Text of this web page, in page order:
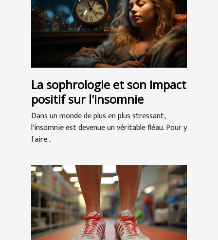
La sophrologie et son impact
positif sur l'insomnie
Dans un monde de plus en plus stressant,
l'insomnie est devenue un véritable fléau. Pour y
faire...